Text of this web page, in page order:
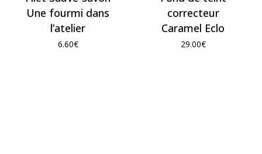
Une fourmi dans
l’atelier
6.60€
correcteur
Caramel Eclo
29.00€